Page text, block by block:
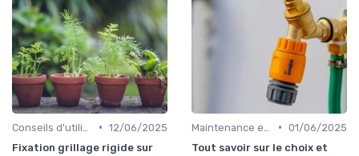
• 12/06/2025
Fixation grillage rigide sur
• 01/06/2025
Tout savoir sur le choix et